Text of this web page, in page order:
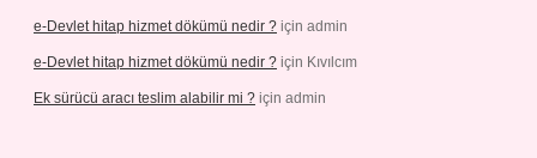
e-Devlet hitap hizmet dökümü nedir ? için admin
e-Devlet hitap hizmet dökümü nedir ? için Kıvılcım
Ek sürücü aracı teslim alabilir mi ? için admin